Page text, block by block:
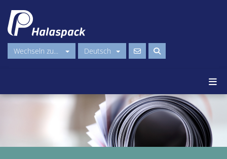
Wechseln zu... Deutsch